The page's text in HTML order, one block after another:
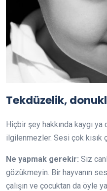
Tekdüzelik,
Hiçbir şey hakkında kaygı
ilgilenmezler. Sesi çok kısık
Ne yapmak gerekir: Siz
gözükmeyin. Bir hayvanın
çalışın ve çocuktan da öyle